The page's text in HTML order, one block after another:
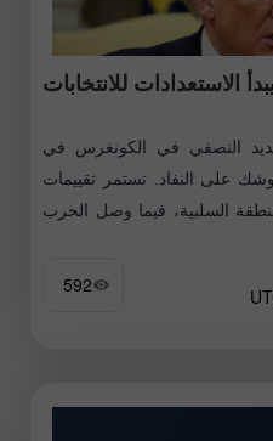
الاستعدادات للانتخابات
النصفي في الكونغرس في
على النفاد. تستمر تقييمات
السلبية، فيما وصل الحرب
592